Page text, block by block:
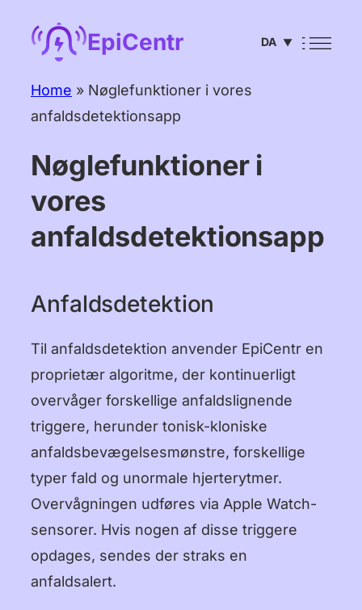
EpiCentr DA ▼
English
Deutsch
Français
Português
Čeština
Dansk
Suomi
Norsk Bokmål
Polski
Svenska
Türkçe
Home » Nøglefunktioner i vores
anfaldsdetektionsapp
Nøglefunktioner i
vores
anfaldsdetektionsapp
Anfaldsdetektion
Til anfaldsdetektion anvender EpiCentr en
proprietær algoritme, der kontinuerligt
overvåger forskellige anfaldslignende
triggere, herunder tonisk-kloniske
anfaldsbevægelsesmønstre, forskellige
typer fald og unormale hjerterytmer.
Overvågningen udføres via Apple Watch-
sensorer. Hvis nogen af disse triggere
opdages, sendes der straks en
anfaldsalert.